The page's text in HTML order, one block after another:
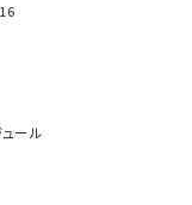
ール